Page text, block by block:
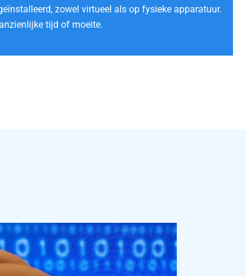
zowel virtueel als op fysieke apparatuur.
tijd of moeite.